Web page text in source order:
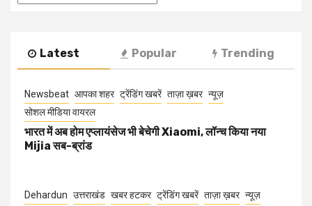
Latest Popular Trending
Newsbeat आपका शहर ट्रेंडिंग खबरें ताज़ा ख़बर न्यूज़
सोशल मीडिया वायरल
भारत में अब होम एप्लायंसेज भी बेचेगी Xiaomi, लॉन्च किया नया
Mijia सब-ब्रांड
Dehardun उत्तराखंड खबर हटकर ट्रेंडिंग खबरें ताज़ा ख़बर न्यूज़